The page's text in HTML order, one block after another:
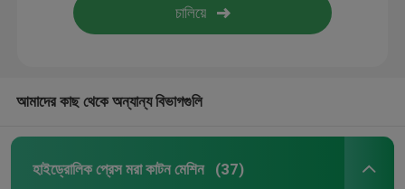
আমাদের কাছ থেকে অন্যান্য বিভাগগুলি
হাইড্রোলিক প্রেস মরা কাটন মেশিন (37)